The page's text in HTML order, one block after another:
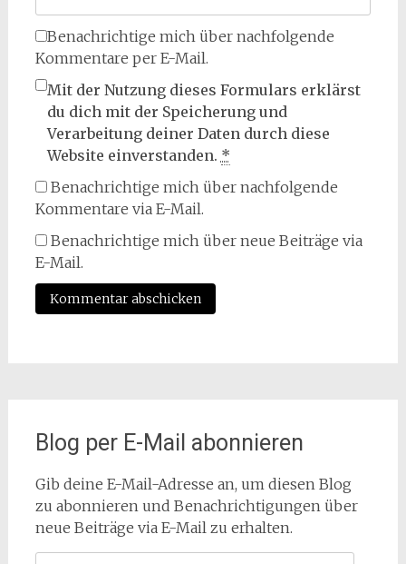
Benachrichtige mich über nachfolgende
Kommentare per E-Mail.
Mit der Nutzung dieses Formulars erklärst
du dich mit der Speicherung und
Verarbeitung deiner Daten durch diese
Website einverstanden. *
Benachrichtige mich über nachfolgende
Kommentare via E-Mail.
Benachrichtige mich über neue Beiträge via
E-Mail.
Blog per E-Mail abonnieren
Gib deine E-Mail-Adresse an, um diesen Blog
zu abonnieren und Benachrichtigungen über
neue Beiträge via E-Mail zu erhalten.